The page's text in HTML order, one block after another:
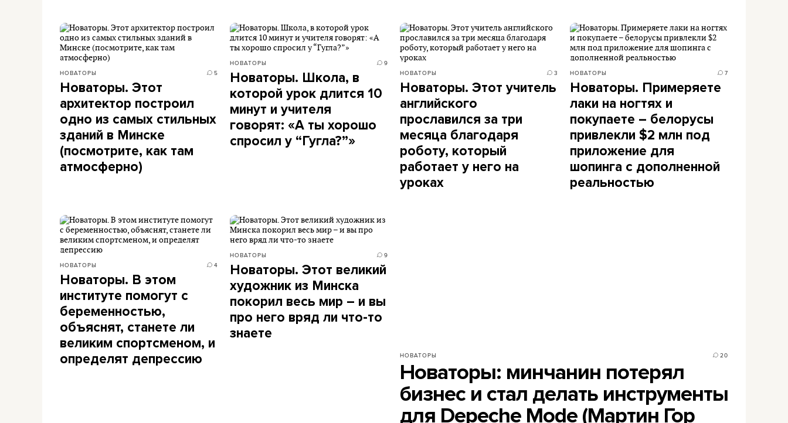
НОВАТОРЫ 5
Новаторы. Этот
архитектор построил
одно из самых стильных
зданий в Минске
(посмотрите, как там
атмосферно)
НОВАТОРЫ 9
Новаторы. Школа, в
которой урок длится 10
минут и учителя
говорят: «А ты хорошо
спросил у “Гугла?”»
НОВАТОРЫ 3
Новаторы. Этот учитель
английского
прославился за три
месяца благодаря
роботу, который
работает у него на
уроках
НОВАТОРЫ 7
Новаторы. Примеряете
лаки на ногтях и
покупаете – белорусы
привлекли $2 млн под
приложение для
шопинга с дополненной
реальностью
НОВАТОРЫ 4
Новаторы. В этом
институте помогут с
беременностью,
объяснят, станете ли
великим спортсменом, и
определят депрессию
НОВАТОРЫ 9
Новаторы. Этот великий
художник из Минска
покорил весь мир – и вы
про него вряд ли что-то
знаете
НОВАТОРЫ 20
Новаторы: минчанин потерял
бизнес и стал делать инструменты
для Depeche Mode (Мартин Гор